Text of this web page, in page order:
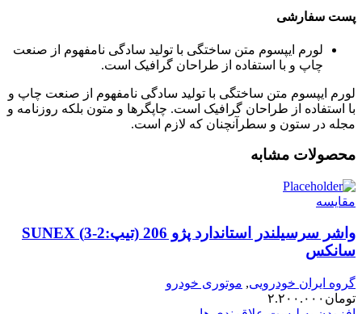
پست سفارشی
لورم ایپسوم متن ساختگی با تولید سادگی نامفهوم از صنعت
چاپ و با استفاده از طراحان گرافیک است.
لورم ایپسوم متن ساختگی با تولید سادگی نامفهوم از صنعت چاپ و
با استفاده از طراحان گرافیک است. چاپگرها و متون بلکه روزنامه و
مجله در ستون و سطرآنچنان که لازم است.
محصولات مشابه
مقایسه
واشر سرسیلندر استاندارد پژو 206 (تیپ:2-3) SUNEX
سانکس
گروه ایران خودرویی, موتوری خودرو
تومان ۲.۲۰۰.۰۰۰